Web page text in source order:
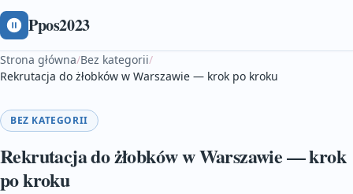
Ppos2023
Strona główna/Bez kategorii/
Rekrutacja do żłobków w Warszawie — krok po kroku
BEZ KATEGORII
Rekrutacja do żłobków w Warszawie — krok
po kroku